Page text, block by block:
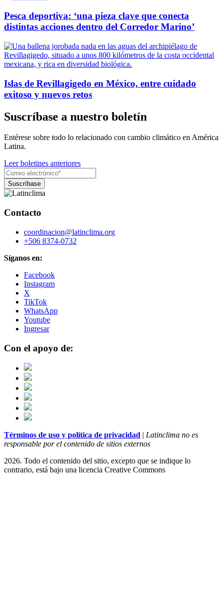
Pesca deportiva: ‘una pieza clave que conecta
distintas acciones dentro del Corredor Marino’
Islas de Revillagigedo en México, entre cuidado
exitoso y nuevos retos
Suscríbase a nuestro boletín
Entérese sobre todo lo relacionado con cambio climático en América
Latina.
Leer boletines anteriores
Contacto
coordinacion@latinclima.org
+506 8374-0732
Síganos en:
Facebook
Instagram
X
TikTok
WhatsApp
Youtube
Ingresar
Con el apoyo de:
Términos de uso y política de privacidad | Latinclima no es
responsable por el contenido de sitios externos
2026. Todo el contenido del sitio, excepto que se indique lo
contrario, está bajo una licencia Creative Commons